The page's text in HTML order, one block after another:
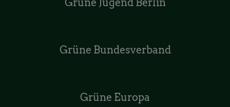
Grüne Jugend Berlin
Grüne Bundesverband
Grüne Europa